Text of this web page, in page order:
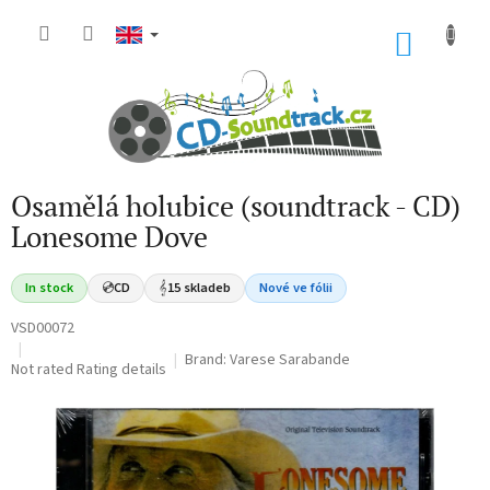
Osamělá holubice (soundtrack - CD)
Lonesome Dove
In stock 💿CD 𝄞15 skladeb Nové ve fólii
VSD00072
The
product
Not rated Rating details Brand: Varese Sarabande